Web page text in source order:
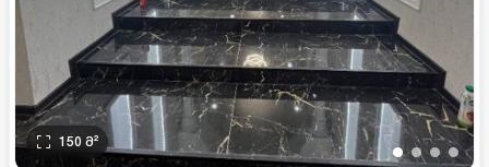
• • ••
150 მ²